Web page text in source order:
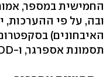
החמישית במספר,
ובה, על פי ההערכות,
האיבחונים)
תסמונת אספרגר, ו-PDD שאינו מסווג.